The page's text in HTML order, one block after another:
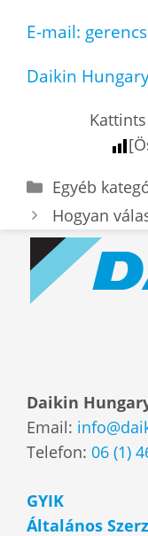
E-mail:
Daikin
Kategória
Egyéb
Hogyan
Daikin
Email:
Telefon: 06 (1)
GYIK
Általános